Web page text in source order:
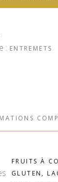
: ENTREMETS
FRUITS À
GLUTEN,